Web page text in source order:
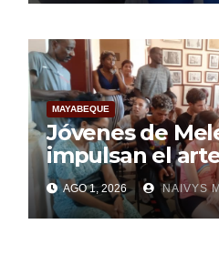
MAYABEQUE
Jóvenes de Melena del Sur
impulsan el
AGO 1, 2026 NAIVYS